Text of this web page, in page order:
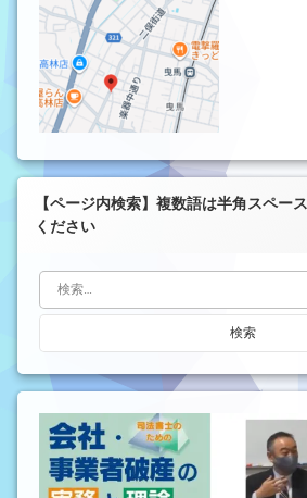
【ページ内検索】複数語は半角スペー
ください
検索: